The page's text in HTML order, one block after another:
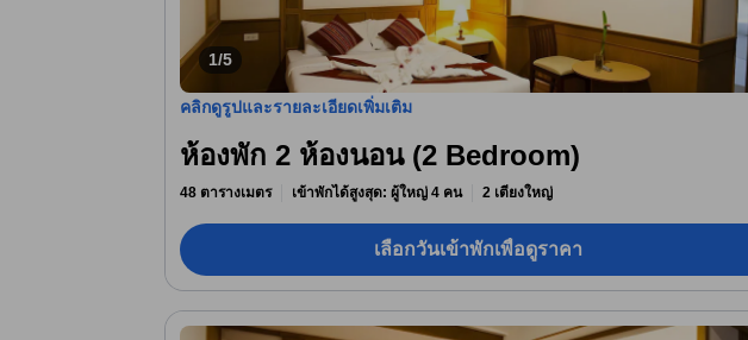
1/5
คลิกดูรูปและรายละเอียดเพิ่มเติม
ห้องพัก 2 ห้องนอน (2 Bedroom)
48 ตารางเมตร เข้าพักได้สูงสุด: ผู้ใหญ่ 4 คน 2 เตียงใหญ่
เลือกวันเข้าพักเพื่อดูราคา